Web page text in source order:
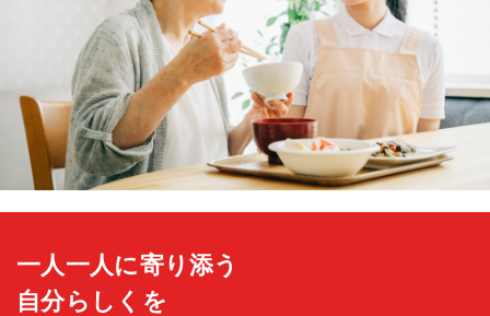
一人一人に寄り添う
自分らしくを